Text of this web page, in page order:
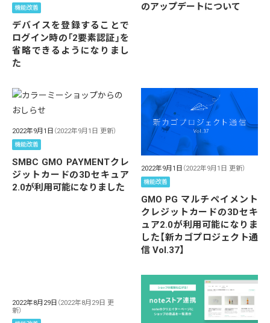
機能改善
デバイスを登録することで
ログイン時の「2要素認証」を
省略できるようになりまし
た
のアップデートについて
2022年9月1日 （2022年9月1日 更新）
機能改善
SMBC GMO PAYMENTクレ
ジットカードの3Dセキュア
2.0が利用可能になりました
2022年9月1日 （2022年9月1日 更新）
機能改善
GMO PG マルチペイメント
クレジットカードの3Dセキ
ュア2.0が利用可能になりま
した【新カゴプロジェクト通
信 Vol.37】
2022年8月29日 （2022年8月29日 更
新）